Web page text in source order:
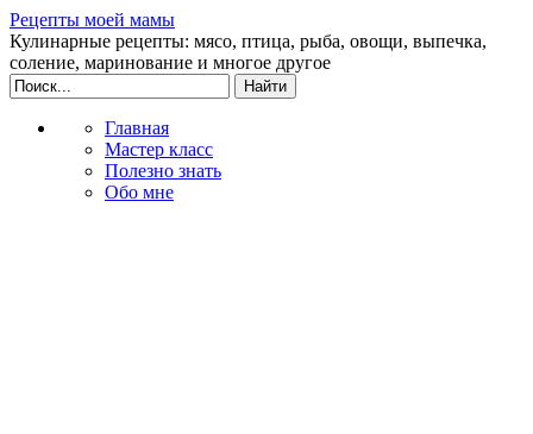
Рецепты моей мамы
Кулинарные рецепты: мясо, птица, рыба, овощи, выпечка,
соление, маринование и многое другое
Главная
Мастер класс
Полезно знать
Обо мне